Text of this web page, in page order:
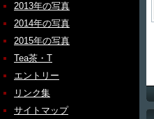
2013年の写真
2014年の写真
2015年の写真
Tea茶・T
エントリー
リンク集
サイトマップ